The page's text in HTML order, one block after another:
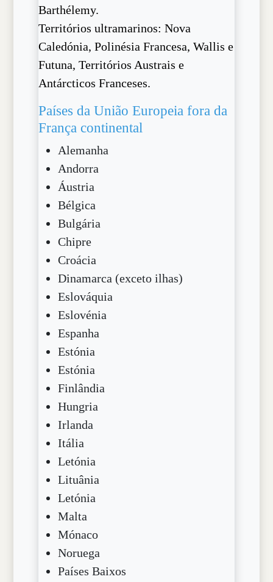
Barthélemy.
Territórios ultramarinos: Nova
Caledónia, Polinésia Francesa, Wallis e
Futuna, Territórios Austrais e
Antárcticos Franceses.
Países da União Europeia fora da
França continental
Alemanha
Andorra
Áustria
Bélgica
Bulgária
Chipre
Croácia
Dinamarca (exceto ilhas)
Eslováquia
Eslovénia
Espanha
Estónia
Estónia
Finlândia
Hungria
Irlanda
Itália
Letónia
Lituânia
Letónia
Malta
Mónaco
Noruega
Países Baixos